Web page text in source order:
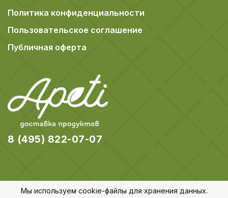
Политика конфиденциальности
Пользовательское соглашение
Публичная оферта
8 (495) 822-07-07
Мы используем cookie-файлы для хранения данных.